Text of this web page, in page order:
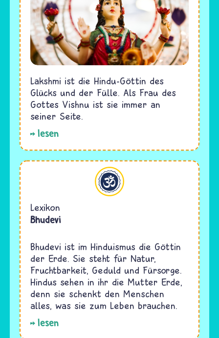
Lakshmi ist die Hindu-Göttin des
Glücks und der Fülle. Als Frau des
Gottes Vishnu ist sie immer an
seiner Seite.
lesen
Hinduismus
Lexikon
Bhudevi
Bhudevi ist im Hinduismus die Göttin
der Erde. Sie steht für Natur,
Fruchtbarkeit, Geduld und Fürsorge.
Hindus sehen in ihr die Mutter Erde,
denn sie schenkt den Menschen
alles, was sie zum Leben brauchen.
lesen